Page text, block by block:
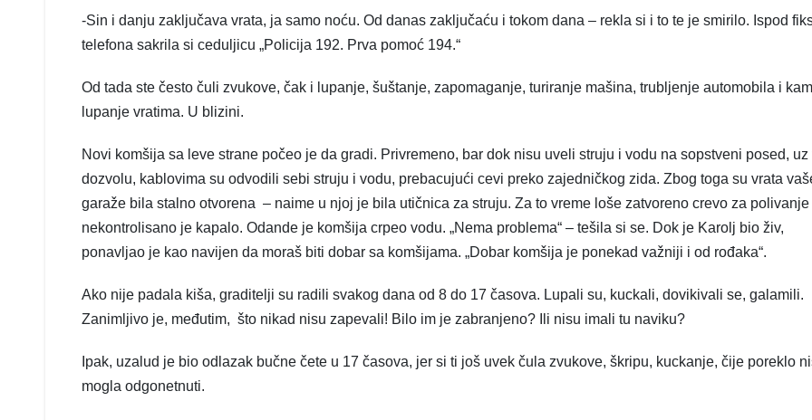
-Sin i danju zaključava vrata, ja samo noću. Od danas zaključaću i tokom dana – rekla si i to te je smirilo. Ispod
telefona sakrila si ceduljicu „Policija 192. Prva pomoć 194.“
Od tada ste često čuli zvukove, čak i lupanje, šuštanje, zapomaganje, turiranje mašina, trubljenje automobila i
lupanje vratima. U blizini.
Novi komšija sa leve strane počeo je da gradi. Privremeno, bar dok nisu uveli struju i vodu na sopstveni posed, uz
dozvolu, kablovima su odvodili sebi struju i vodu, prebacujući cevi preko zajedničkog zida. Zbog toga su vrata
garaže bila stalno otvorena – naime u njoj je bila utičnica za struju. Za to vreme loše zatvoreno crevo za polivanje
nekontrolisano je kapalo. Odande je komšija crpeo vodu. „Nema problema“ – tešila si se. Dok je Karolj bio živ,
ponavljao je kao navijen da moraš biti dobar sa komšijama. „Dobar komšija je ponekad važniji i od rođaka“.
Ako nije padala kiša, graditelji su radili svakog dana od 8 do 17 časova. Lupali su, kuckali, dovikivali se, galamili.
Zanimljivo je, međutim, što nikad nisu zapevali! Bilo im je zabranjeno? Ili nisu imali tu naviku?
Ipak, uzalud je bio odlazak bučne čete u 17 časova, jer si ti još uvek čula zvukove, škripu, kuckanje, čije poreklo
mogla odgonetnuti.